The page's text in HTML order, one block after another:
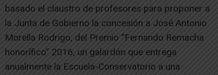
basado el claustro de profesores para proponer a
la Junta de Gobierno la concesión a José Antonio
Morella Rodrigo, del Premio “Fernando Remacha
honorífico” 2016, un galardón que entrega
anualmente la Escuela-Conservatorio a una